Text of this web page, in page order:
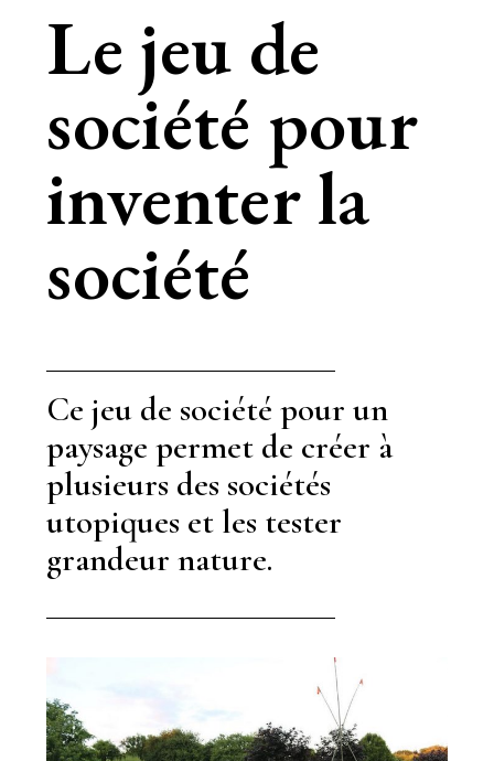
Le jeu de
société pour
inventer la
société
Ce jeu de société pour un
paysage permet de créer à
plusieurs des sociétés
utopiques et les tester
grandeur nature.